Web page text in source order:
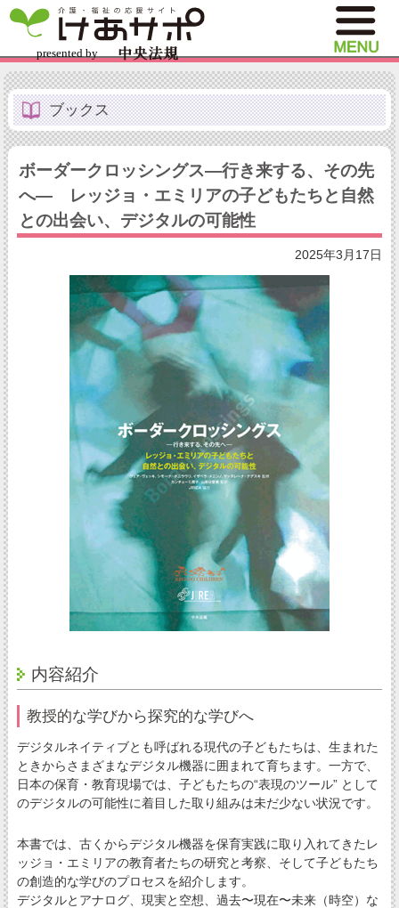
ブックス
ボーダークロッシングス―行き来する、その先
へ― レッジョ・エミリアの子どもたちと自然
との出会い、デジタルの可能性
2025年3月17日
内容紹介
教授的な学びから探究的な学びへ
デジタルネイティブとも呼ばれる現代の子どもたちは、生まれた
ときからさまざまなデジタル機器に囲まれて育ちます。一方で、
日本の保育・教育現場では、子どもたちの“表現のツール” として
のデジタルの可能性に着目した取り組みは未だ少ない状況です。
本書では、古くからデジタル機器を保育実践に取り入れてきたレ
ッジョ・エミリアの教育者たちの研究と考察、そして子どもたち
の創造的な学びのプロセスを紹介します。
デジタルとアナログ、現実と空想、過去〜現在〜未来（時空）な